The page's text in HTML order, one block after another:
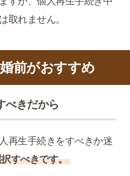
取れません。
前がおすすめ
べきだから
再生手続きをすべきか迷
すべきです。